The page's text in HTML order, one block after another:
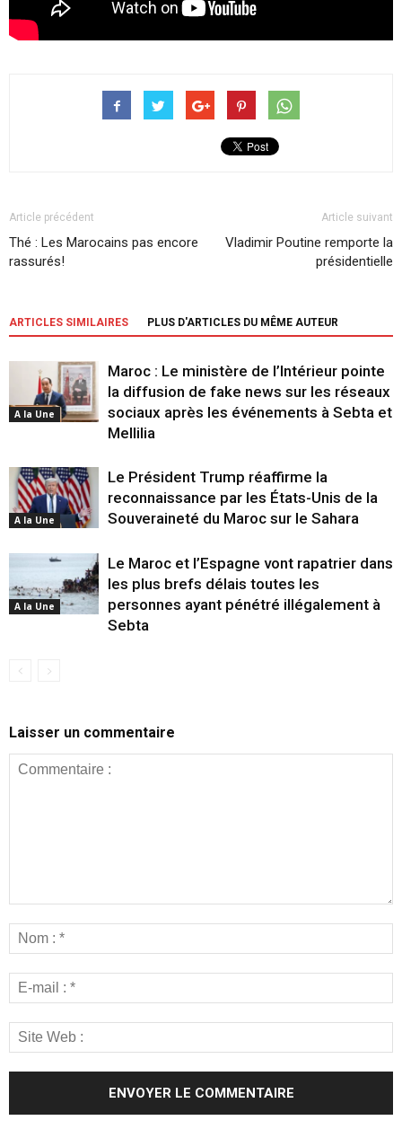
Article précédent
Thé : Les Marocains pas encore
rassurés!
Article suivant
Vladimir Poutine remporte la
présidentielle
ARTICLES SIMILAIRES PLUS D'ARTICLES DU MÊME AUTEUR
A la Une
Maroc : Le ministère de l’Intérieur pointe
la diffusion de fake news sur les réseaux
sociaux après les événements à Sebta et
Mellilia
A la Une
Le Président Trump réaffirme la
reconnaissance par les États-Unis de la
Souveraineté du Maroc sur le Sahara
A la Une
Le Maroc et l’Espagne vont rapatrier dans
les plus brefs délais toutes les
personnes ayant pénétré illégalement à
Sebta
Laisser un commentaire